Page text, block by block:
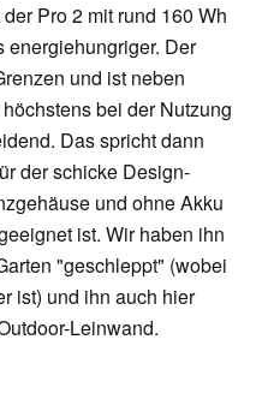
Pro 2 mit rund 160 Wh
Der
und ist neben
bei der Nutzung
Das spricht dann
der schicke Design-
und ohne Akku
ist. Wir haben ihn
"geschleppt" (wobei
ist) und ihn auch hier
Leinwand.